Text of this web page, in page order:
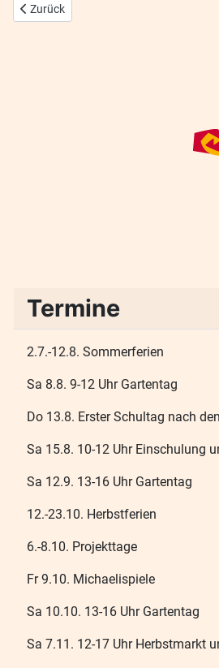
Vorheriger Beitrag: Achtklassarbeiten
Zurück
Termine
2.7.-12.8. Sommerferien
Sa 8.8. 9-12 Uhr Gartentag
Do 13.8. Erster Schultag nach
Sa 15.8. 10-12 Uhr Einschulung
Sa 12.9. 13-16 Uhr Gartentag
12.-23.10. Herbstferien
6.-8.10. Projekttage
Fr 9.10. Michaelispiele
Sa 10.10. 13-16 Uhr Gartentag
Sa 7.11. 12-17 Uhr Herbstmarkt